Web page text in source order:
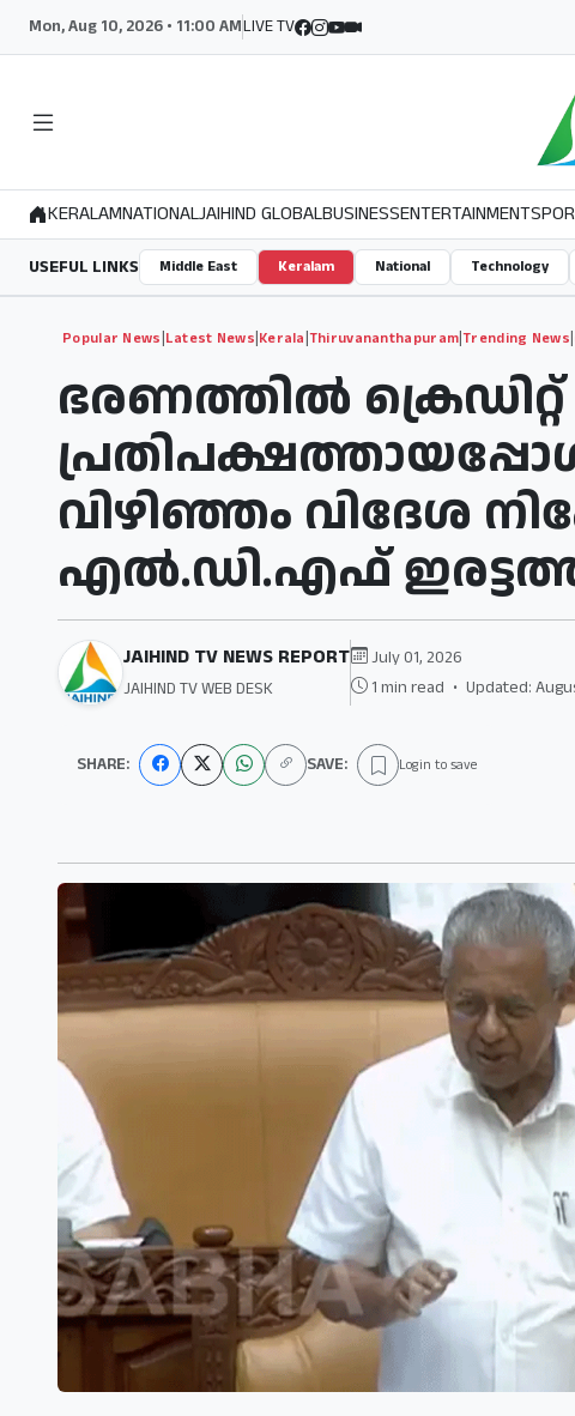
Mon, Aug 10, 2026 • 11:00 AMLIVE TV
KERALAMNATIONALJAIHIND GLOBALBUSINESSENTERTAINMENT
USEFUL LINKS Middle East Keralam National Technology
Popular News|Latest News|Kerala|Thiruvananthapuram|Trending News|
ഭരണത്തില്‍ ക്രെഡിറ്റ്
വിഴിഞ്ഞം വിദേശ
എല്‍.ഡി.എഫ്
JAIHIND TV NEWS REPORT
JAIHIND TV WEB DESK
July 01, 2026
1 min read • Updated:
SHARE: SAVE: Login to save